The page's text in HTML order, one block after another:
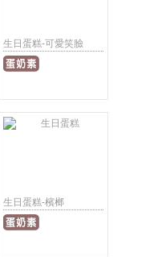
生日蛋糕-可愛笑臉
生日蛋糕-檳榔